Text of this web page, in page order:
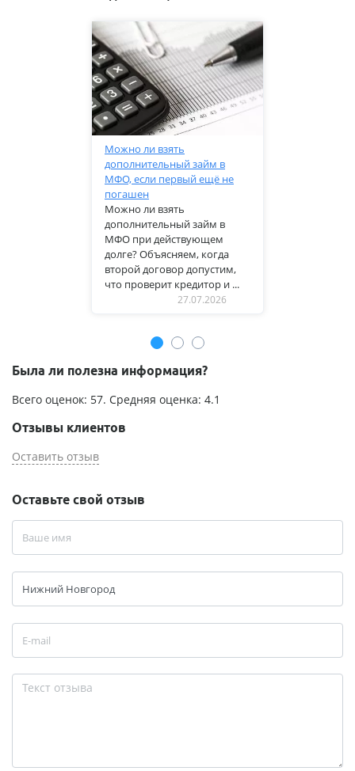
Можно ли взять
дополнительный займ в
МФО, если первый ещё не
погашен
Можно ли взять
дополнительный займ в
МФО при действующем
долге? Объясняем, когда
второй договор допустим,
что проверит кредитор и ...
27.07.2026
Была ли полезна информация?
Всего оценок: 57. Средняя оценка: 4.1
Отзывы клиентов
Оставить отзыв
Оставьте свой отзыв